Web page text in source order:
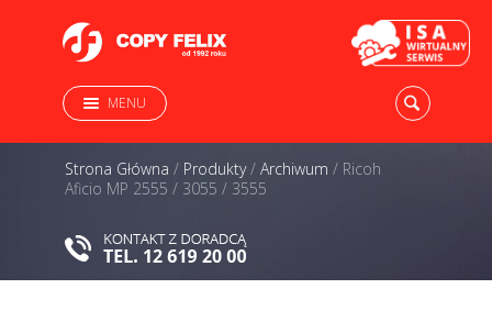
MENU
Strona Główna / Produkty/ Archiwum / Ricoh
Aficio MP 2555 / 3055 / 3555